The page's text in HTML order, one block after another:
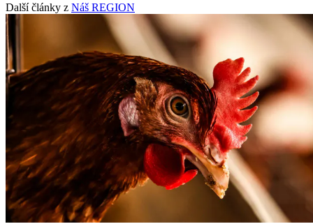
Další články z Náš REGION